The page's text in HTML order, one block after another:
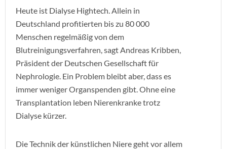
Heute ist Dialyse Hightech. Allein in
Deutschland profitierten bis zu 80 000
Menschen regelmäßig von dem
Blutreinigungsverfahren, sagt Andreas Kribben,
Präsident der Deutschen Gesellschaft für
Nephrologie. Ein Problem bleibt aber, dass es
immer weniger Organspenden gibt. Ohne eine
Transplantation leben Nierenkranke trotz
Dialyse kürzer.
Die Technik der künstlichen Niere geht vor allem